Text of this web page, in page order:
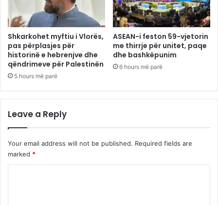
Shkarkohet myftiu i Vlorës,
pas përplasjes për
historinë e hebrenjve dhe
qëndrimeve për Palestinën
5 hours më parë
ASEAN-i feston 59-vjetorin
me thirrje për unitet, paqe
dhe bashkëpunim
6 hours më parë
Leave a Reply
Your email address will not be published. Required fields are
marked *